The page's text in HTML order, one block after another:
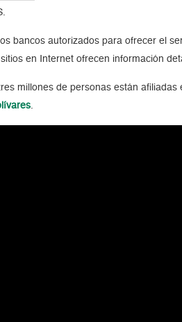
bancos autorizados para ofrecer el
en Internet ofrecen información
millones de personas están